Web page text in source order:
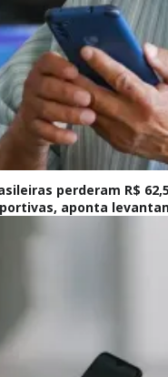
perderam R$
aponta